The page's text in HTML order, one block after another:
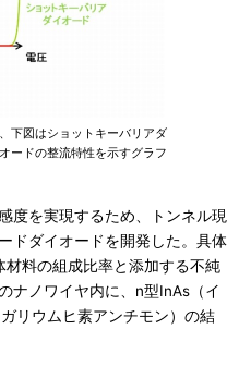
下図はショットキーバリアダ
ードの整流特性を示すグラフ
度を実現するため、トンネル現
ドダイオードを開発した。具体
料の組成比率と添加する不純
ナノワイヤ内に、n型InAs（イ
リウムヒ素アンチモン）の結